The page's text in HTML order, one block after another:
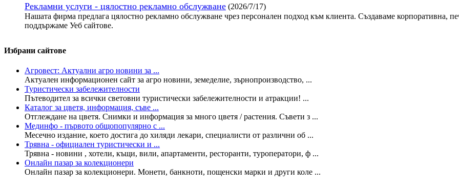
Рекламни услуги - цялостно рекламно обслужване (2026/7/17)
Нашата фирма предлага цялостно рекламно обслужване чрез персонален подход към клиента. Създаваме корпоративна,
поддържаме Уеб сайтове.
Избрани сайтове
Агровест: Актуални агро новини за ...
Актуален информационен сайт за агро новини, земеделие, зърнопроизводство, ...
Туристически забележителности
Пътеводител за всички световни туристически забележителности и атракции! ...
Каталог за цветя, информация, съве ...
Отглеждане на цветя. Снимки и информация за много цветя / растения. Съвети з ...
Мединфо - първото общопопулярно с ...
Месечно издание, което достига до хиляди лекари, специалисти от различни об ...
Трявна - официален туристически и ...
Трявна - новини , хотели, къщи, вили, апартаменти, ресторанти, туроператори, ф ...
Онлайн пазар за колекционери
Онлайн пазар за колекционери. Монети, банкноти, пощенски марки и други коле ...